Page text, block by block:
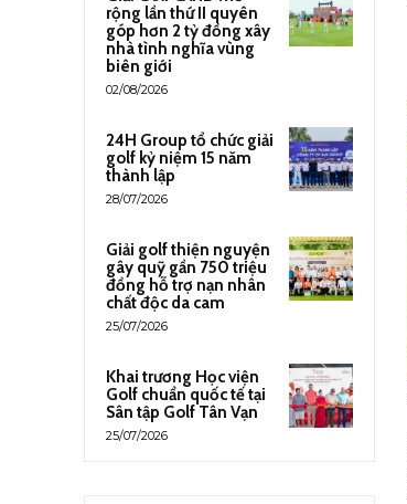
rộng lần thứ II quyên
góp hơn 2 tỷ đồng xây
nhà tình nghĩa vùng
biên giới
02/08/2026
24H Group tổ chức giải
golf kỷ niệm 15 năm
thành lập
28/07/2026
Giải golf thiện nguyện
gây quỹ gần 750 triệu
đồng hỗ trợ nạn nhân
chất độc da cam
25/07/2026
Khai trương Học viện
Golf chuẩn quốc tế tại
Sân tập Golf Tân Vạn
25/07/2026